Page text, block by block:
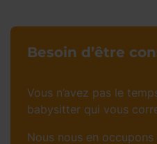
Besoin d’être
Vous n’avez pas le
babysitter qui vous
Nous nous en